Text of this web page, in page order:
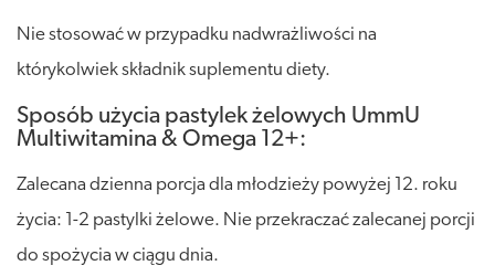
Nie stosować w przypadku nadwrażliwości na
którykolwiek składnik suplementu diety.
Sposób użycia pastylek żelowych UmmU
Multiwitamina & Omega 12+:
Zalecana dzienna porcja dla młodzieży powyżej 12. roku
życia: 1-2 pastylki żelowe. Nie przekraczać zalecanej porcji
do spożycia w ciągu dnia.